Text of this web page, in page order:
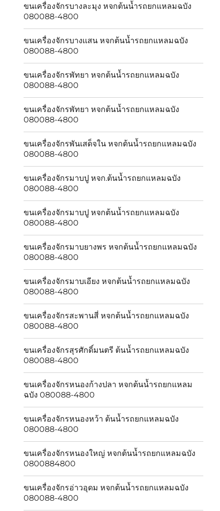
ขนเครื่องจักรบางละมุง หจกต้นน้ำรถยกแหลมฉบัง
080088-4800
ขนเครื่องจักรบางเเสน หจกต้นน้ำรถยกแหลมฉบัง
080088-4800
ขนเครื่องจักรพัทยา หจกต้นน้ำรถยกแหลมฉบัง
080088-4800
ขนเครื่องจักรพัทยา หจกต้นน้ำรถยกแหลมฉบัง
080088-4800
ขนเครื่องจักรพันเสด็จใน หจกต้นน้ำรถยกแหลมฉบัง
080088-4800
ขนเครื่องจักรมาบปู หจก.ต้นน้ำรถยกแหลมฉบัง
080088-4800
ขนเครื่องจักรมาบปู หจกต้นน้ำรถยกแหลมฉบัง
080088-4800
ขนเครื่องจักรมาบยางพร หจกต้นน้ำรถยกแหลมฉบัง
080088-4800
ขนเครื่องจักรมาบเอียง หจกต้นน้ำรถยกแหลมฉบัง
080088-4800
ขนเครื่องจักรสะพานสี่ หจกต้นน้ำรถยกแหลมฉบัง
080088-4800
ขนเครื่องจักรสุรศักดิ์มนตรี ต้นน้ำรถยกแหลมฉบัง
080088-4800
ขนเครื่องจักรหนองก้างปลา หจกต้นน้ำรถยกแหลม
ฉบัง 080088-4800
ขนเครื่องจักรหนองหว้า ต้นน้ำรถยกแหลมฉบัง
080088-4800
ขนเครื่องจักรหนองใหญ่ หจกต้นน้ำรถยกแหลมฉบัง
0800884800
ขนเครื่องจักรอ่าวอุดม หจกต้นน้ำรถยกแหลมฉบัง
080088-4800